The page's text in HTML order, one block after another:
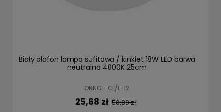
Biały plafon lampa sufitowa / kinkiet 18W LED barwa
neutralna 4000K 25cm
ORNO - CL/L-12
25,68 zł 50,00 zł